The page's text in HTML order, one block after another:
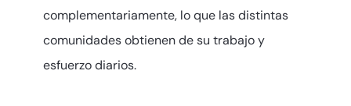
complementariamente, lo que las distintas
comunidades obtienen de su trabajo y
esfuerzo diarios.